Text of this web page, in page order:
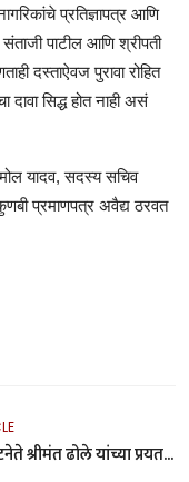
प्रतिज्ञापत्र आणि
पाटील आणि श्रीपती
दस्ताऐवज पुरावा रोहित
दावा सिद्ध होत नाही असं
यादव, सदस्य सचिव
प्रमाणपत्र अवैद्य ठरवत
श्रीमंत ढोले यांच्या प्रयत...